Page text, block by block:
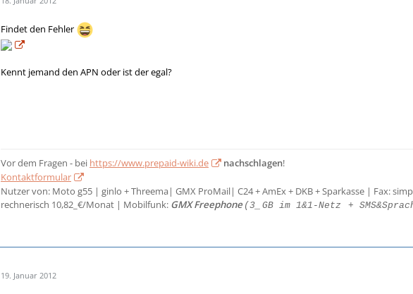
Findet den Fehler
Kennt jemand den APN oder ist der egal?
Vor dem Fragen - bei https://www.prepaid-wiki.de nachschlagen!
Kontaktformular
Nutzer von: Moto g55 | ginlo + Threema| GMX ProMail| C24 + AmEx + DKB + Sparkasse | Fax:
rechnerisch 10,82_€/Monat | Mobilfunk: GMX Freephone (3_ GB im 1&1-Netz +
19. Januar 2012